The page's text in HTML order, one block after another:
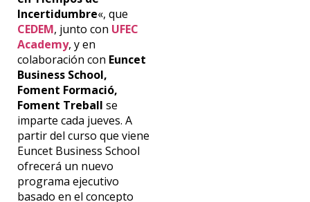
Incertidumbre«, que
CEDEM, junto con UFEC
Academy, y en
colaboración con Euncet
Business School,
Foment Formació,
Foment Treball se
imparte cada jueves. A
partir del curso que viene
Euncet Business School
ofrecerá un nuevo
programa ejecutivo
basado en el concepto